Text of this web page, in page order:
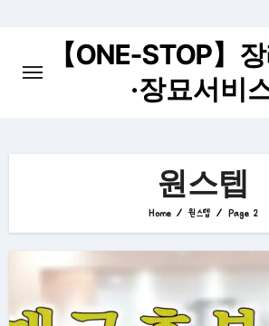
【ONE-STOP】
·장묘서비
원스텝
Home 원스텝 Page 2